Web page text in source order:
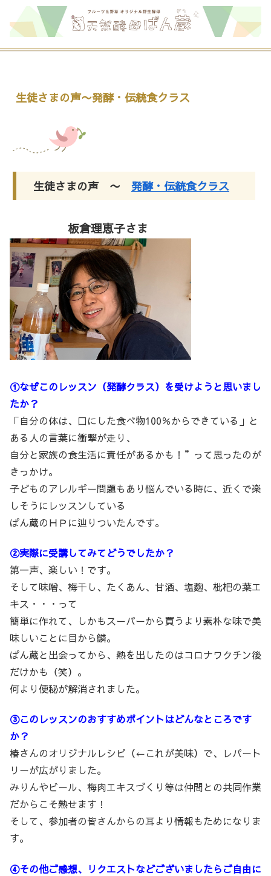
生徒さまの声〜発酵・伝統食クラス
生徒さまの声 〜 発酵・伝統食クラス
板倉理恵子さま
①なぜこのレッスン（発酵クラス）を受けようと思いまし
たか？
「自分の体は、口にした食べ物100％からできている」と
ある人の言葉に衝撃が走り、
自分と家族の食生活に責任があるかも！”って思ったのが
きっかけ。
子どものアレルギー問題もあり悩んでいる時に、近くで楽
しそうにレッスンしている
ぱん蔵のＨＰに辿りついたんです。
②実際に受講してみてどうでしたか？
第一声、楽しい！です。
そして味噌、梅干し、たくあん、甘酒、塩麴、枇杷の葉エ
キス・・・って
簡単に作れて、しかもスーパーから買うより素朴な味で美
味しいことに目から鱗。
ぱん蔵と出会ってから、熱を出したのはコロナワクチン後
だけかも（笑）。
何より便秘が解消されました。
③このレッスンのおすすめポイントはどんなところです
か？
椿さんのオリジナルレシピ（←これが美味）で、レパート
リーが広がりました。
みりんやビール、梅肉エキスづくり等は仲間との共同作業
だからこそ熟せます！
そして、参加者の皆さんからの耳より情報もためになりま
す。
④その他ご感想、リクエストなどございましたらご自由に